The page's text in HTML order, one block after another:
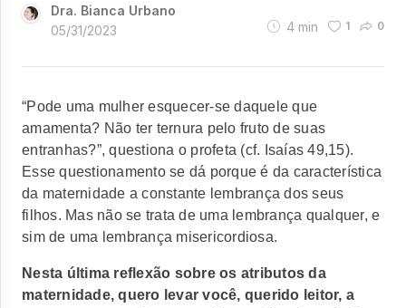
Dra. Bianca Urbano
05/31/2023
4 min 1 0
“Pode uma mulher esquecer-se daquele que
amamenta? Não ter ternura pelo fruto de suas
entranhas?”, questiona o profeta (cf. Isaías 49,15).
Esse questionamento se dá porque é da característica
da maternidade a constante lembrança dos seus
filhos. Mas não se trata de uma lembrança qualquer, e
sim de uma lembrança misericordiosa.
Nesta última reflexão sobre os atributos da
maternidade, quero levar você, querido leitor, a